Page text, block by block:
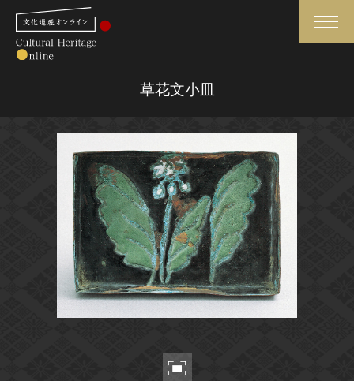
さらに詳細検索
カテゴリで見る
媒体資料・関連記事等
博物館、美術館の皆さまへ
文化庁よりご挨拶
ヘルプ
草花文小皿